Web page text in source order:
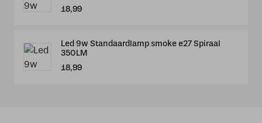
18,99
Led 9w Standaardlamp smoke e27 Spiraal
350LM
18,99